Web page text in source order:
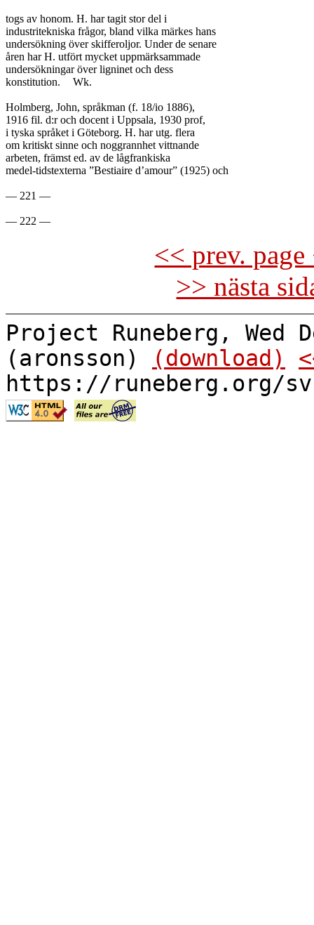
togs av honom. H. har tagit stor del i
industritekniska frågor, bland vilka märkes hans
undersökning över skifferoljor. Under de senare
åren har H. utfört mycket uppmärksammade
undersökningar över ligninet och dess
konstitution.	Wk.
Holmberg, John, språkman (f. 18/io 1886),
1916 fil. d:r och docent i Uppsala, 1930 prof,
i tyska språket i Göteborg. H. har utg. flera
om kritiskt sinne och noggrannhet vittnande
arbeten, främst ed. av de lågfrankiska
medel-tidstexterna ”Bestiaire d’amour” (1925) och
— 221 —
<< prev.
>> nästa
Project Runeberg, Wed
(aronsson)
(download)
https://runeberg.org/